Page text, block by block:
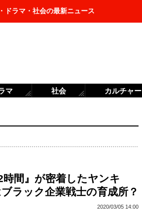
ドラマ・社会の最新ニュース
時間』が密着したヤンキ
ラック企業戦士の育成所？
2020/03/05 14:00
マ 社会 カルチャー